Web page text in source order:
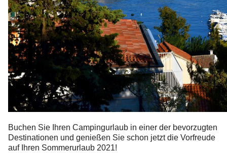
Buchen Sie Ihren Campingurlaub in einer der bevorzugten
Destinationen und genießen Sie schon jetzt die Vorfreude
auf Ihren Sommerurlaub 2021!